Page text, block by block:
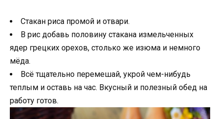
Стакан риса промой и отвари.
В рис добавь половину стакана измельченных
ядер грецких орехов, столько же изюма и немного
мёда.
Всё тщательно перемешай, укрой чем-нибудь
теплым и оставь на час. Вкусный и полезный обед на
работу готов.